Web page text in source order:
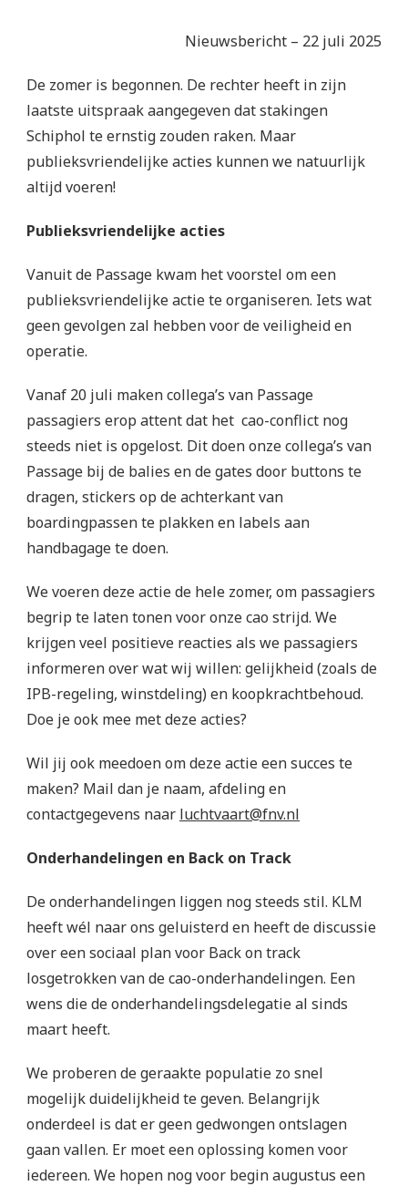
Nieuwsbericht – 22 juli 2025
De zomer is begonnen. De rechter heeft in zijn
laatste uitspraak aangegeven dat stakingen
Schiphol te ernstig zouden raken. Maar
publieksvriendelijke acties kunnen we natuurlijk
altijd voeren!
Publieksvriendelijke acties
Vanuit de Passage kwam het voorstel om een
publieksvriendelijke actie te organiseren. Iets wat
geen gevolgen zal hebben voor de veiligheid en
operatie.
Vanaf 20 juli maken collega’s van Passage
passagiers erop attent dat het cao-conflict nog
steeds niet is opgelost. Dit doen onze collega’s van
Passage bij de balies en de gates door buttons te
dragen, stickers op de achterkant van
boardingpassen te plakken en labels aan
handbagage te doen.
We voeren deze actie de hele zomer, om passagiers
begrip te laten tonen voor onze cao strijd. We
krijgen veel positieve reacties als we passagiers
informeren over wat wij willen: gelijkheid (zoals de
IPB-regeling, winstdeling) en koopkrachtbehoud.
Doe je ook mee met deze acties?
Wil jij ook meedoen om deze actie een succes te
maken? Mail dan je naam, afdeling en
contactgegevens naar luchtvaart@fnv.nl
Onderhandelingen en Back on Track
De onderhandelingen liggen nog steeds stil. KLM
heeft wél naar ons geluisterd en heeft de discussie
over een sociaal plan voor Back on track
losgetrokken van de cao-onderhandelingen. Een
wens die de onderhandelingsdelegatie al sinds
maart heeft.
We proberen de geraakte populatie zo snel
mogelijk duidelijkheid te geven. Belangrijk
onderdeel is dat er geen gedwongen ontslagen
gaan vallen. Er moet een oplossing komen voor
iedereen. We hopen nog voor begin augustus een